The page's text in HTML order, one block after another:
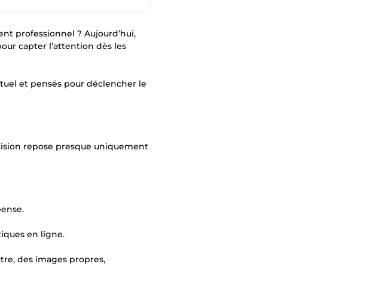
professionnel ? Aujourd’hui,
capter l’attention dès les
et pensés pour déclencher le
repose presque uniquement
en ligne.
des images propres,